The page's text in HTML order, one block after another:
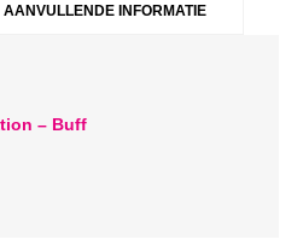
AANVULLENDE INFORMATIE
– Buff